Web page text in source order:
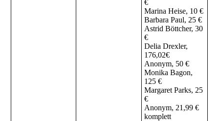
€
Marina Heise, 10 €
Barbara Paul, 25 €
Astrid Böttcher, 30
€
Delia Drexler,
176,02€
Anonym, 50 €
Monika Bagon,
125 €
Margaret Parks, 25
€
Anonym, 21,99 €
komplett